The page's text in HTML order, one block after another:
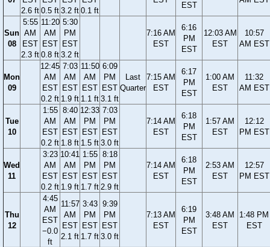
2.6 ft 0.5 ft 3.2 ft 0.1 ft
EST
Sun
08
5:55
AM
EST
2.3 ft
11:20
AM
EST
0.8 ft
5:30
PM
EST
3.2 ft
7:16 AM
EST
6:16
PM
EST
12:03 AM
EST
10:57
AM EST
Mon
09
12:45
AM
EST
0.2 ft
7:03
AM
EST
1.9 ft
11:50
AM
EST
1.1 ft
6:09
PM
EST
3.1 ft
Last
Quarter
7:15 AM
EST
6:17
PM
EST
1:00 AM
EST
11:32
AM EST
Tue
10
1:55
AM
EST
0.2 ft
8:40
AM
EST
1.8 ft
12:33
PM
EST
1.5 ft
7:03
PM
EST
3.0 ft
7:14 AM
EST
6:18
PM
EST
1:57 AM
EST
12:12
PM EST
Wed
11
3:23
AM
EST
0.2 ft
10:41
AM
EST
1.9 ft
1:55
PM
EST
1.7 ft
8:18
PM
EST
2.9 ft
7:14 AM
EST
6:18
PM
EST
2:53 AM
EST
12:57
PM EST
Thu
12
4:45
AM
EST
−0.0
ft
11:57
AM
EST
2.1 ft
3:43
PM
EST
1.7 ft
9:39
PM
EST
3.0 ft
7:13 AM
EST
6:19
PM
EST
3:48 AM
EST
1:48 PM
EST